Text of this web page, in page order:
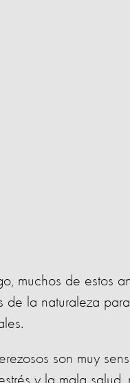
muchos de estos
de la naturaleza
son muy